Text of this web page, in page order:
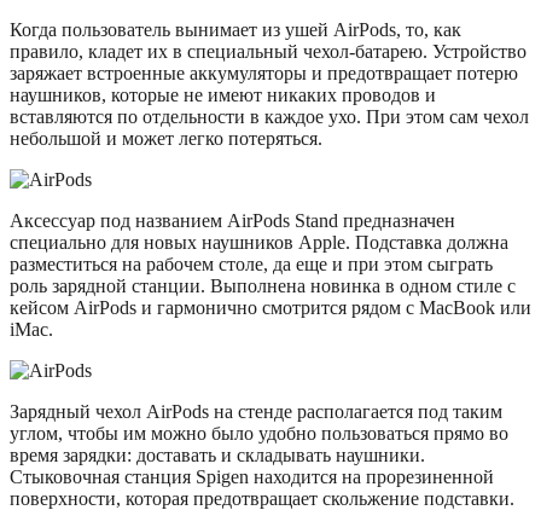
Когда пользователь вынимает из ушей AirPods, то, как
правило, кладет их в специальный чехол-батарею. Устройство
заряжает встроенные аккумуляторы и предотвращает потерю
наушников, которые не имеют никаких проводов и
вставляются по отдельности в каждое ухо. При этом сам чехол
небольшой и может легко потеряться.
Аксессуар под названием AirPods Stand предназначен
специально для новых наушников Apple. Подставка должна
разместиться на рабочем столе, да еще и при этом сыграть
роль зарядной станции. Выполнена новинка в одном стиле с
кейсом AirPods и гармонично смотрится рядом с MacBook или
iMac.
Зарядный чехол AirPods на стенде располагается под таким
углом, чтобы им можно было удобно пользоваться прямо во
время зарядки: доставать и складывать наушники.
Стыковочная станция Spigen находится на прорезиненной
поверхности, которая предотвращает скольжение подставки.